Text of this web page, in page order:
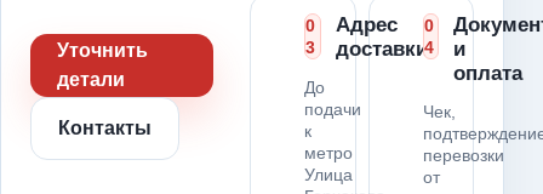
Уточнить
детали
Контакты
0
3
Адрес
доставки
До
подачи
к
метро
Улица
0
4
и
оплата
Чек,
перевозки
от